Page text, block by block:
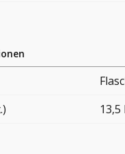
13,5